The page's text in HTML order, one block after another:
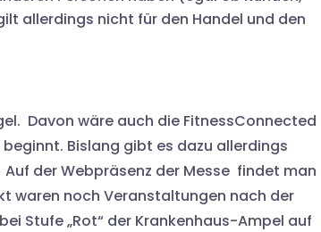
allerdings nicht für den Handel und den
Davon wäre auch die FitnessConnected
Bislang gibt es dazu allerdings
der Webpräsenz der Messe findet man
waren noch Veranstaltungen nach der
Stufe „Rot“ der Krankenhaus-Ampel auf